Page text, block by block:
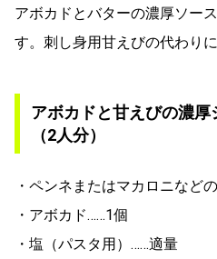
アボカドとバターの濃厚ソー
す。刺し身用甘えびの代わり
アボカドと甘えびの濃
（2人分）
・ペンネまたはマカロニなど
・アボカド……1個
・塩（パスタ用）……適量